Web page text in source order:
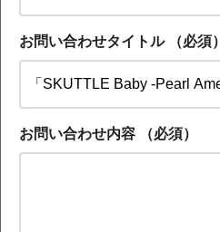
お問い合わせタイトル （必須）
お問い合わせ内容 （必須）